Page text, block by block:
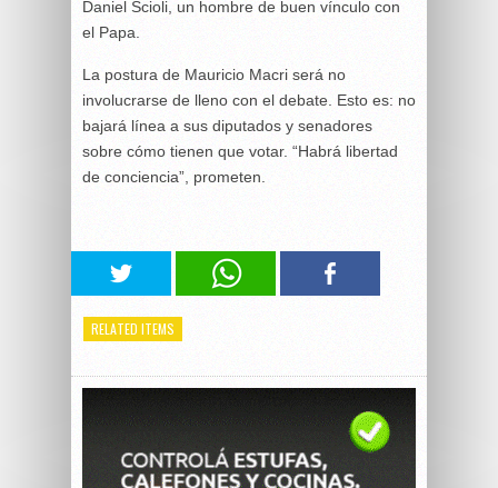
Daniel Scioli, un hombre de buen vínculo con
el Papa.
La postura de Mauricio Macri será no
involucrarse de lleno con el debate. Esto es: no
bajará línea a sus diputados y senadores
sobre cómo tienen que votar. “Habrá libertad
de conciencia”, prometen.
RELATED ITEMS